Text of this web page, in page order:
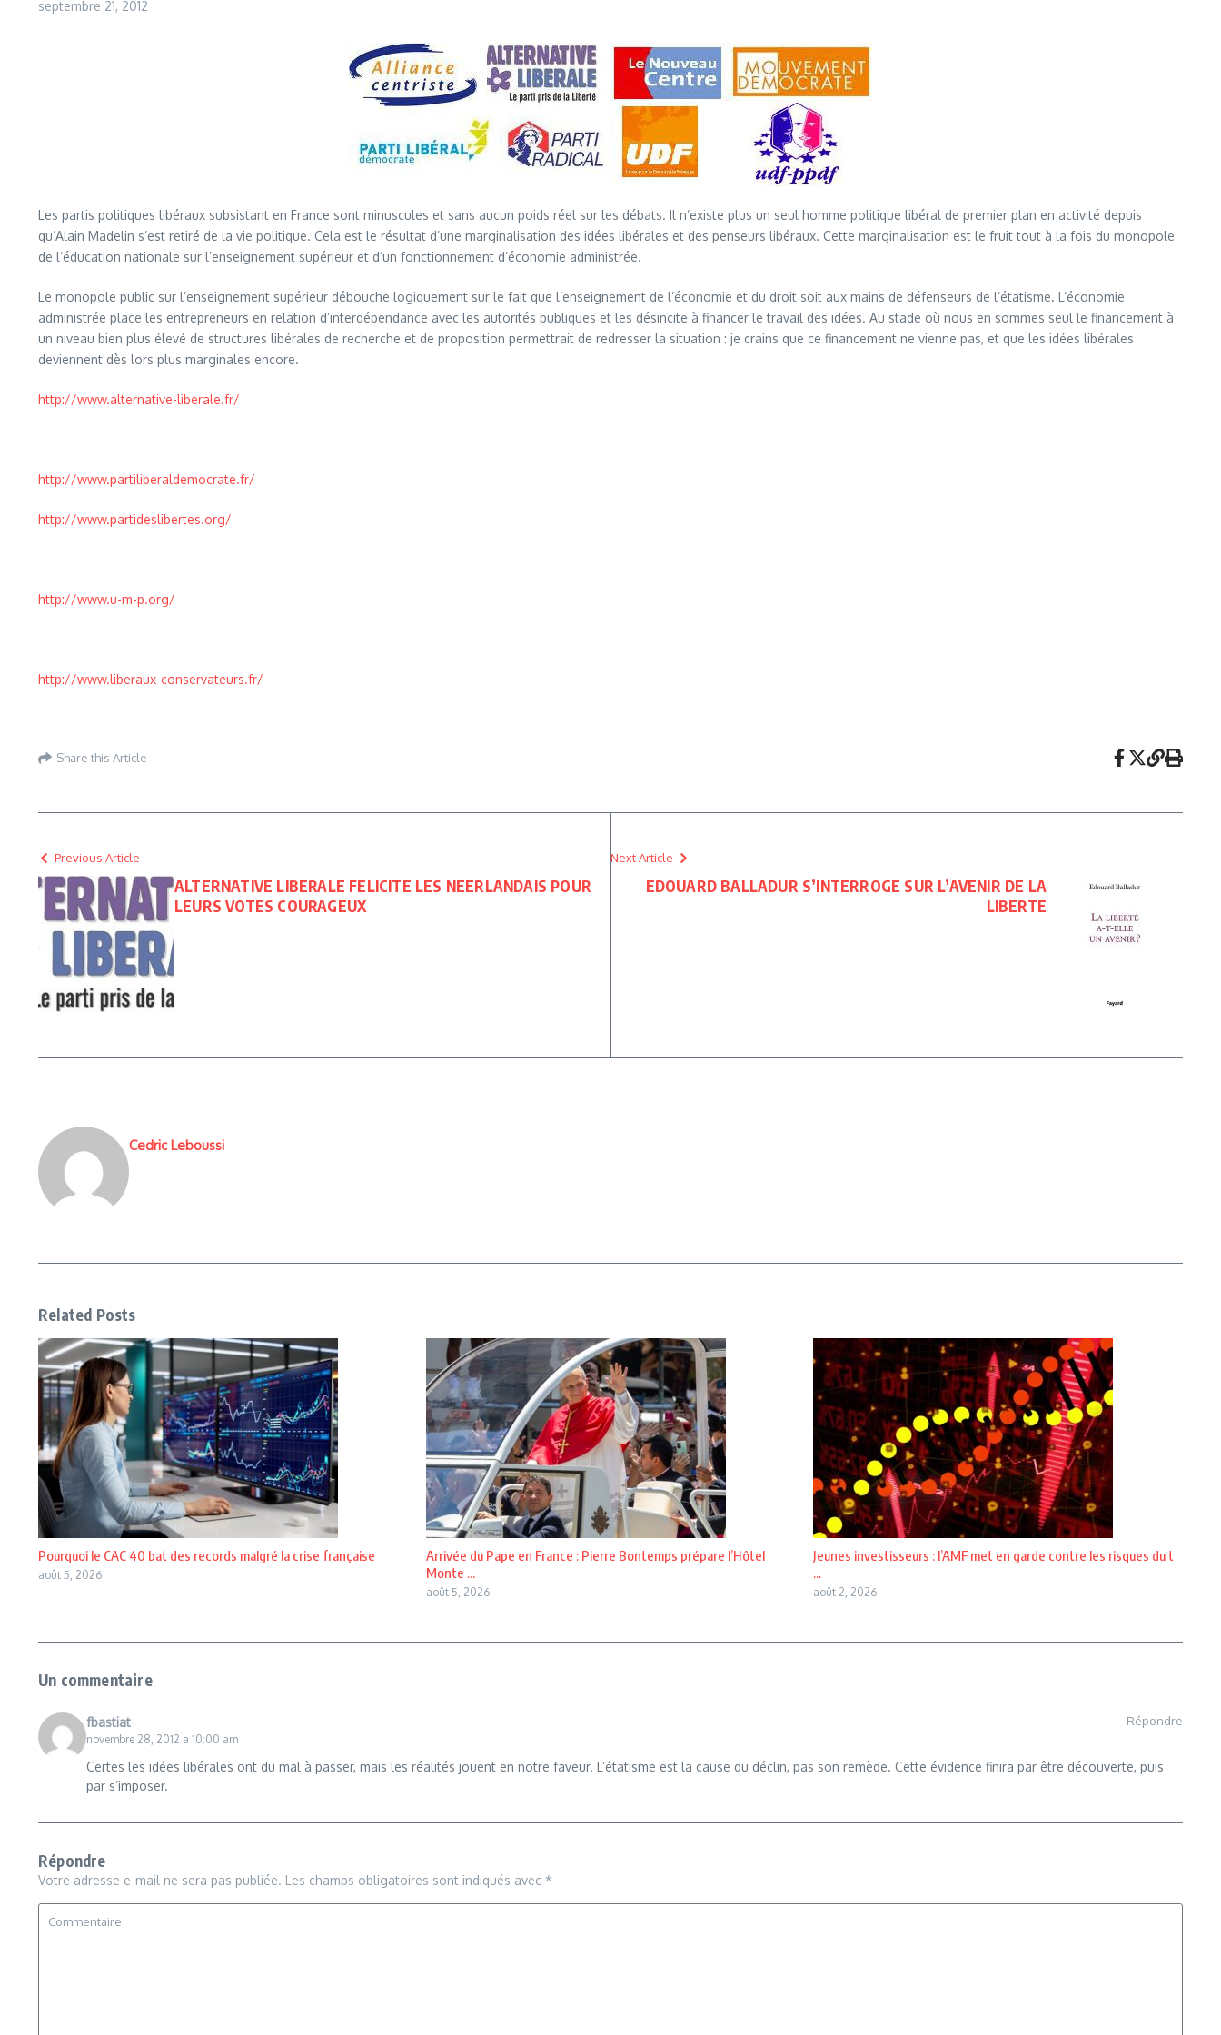
septembre 21, 2012
Les partis politiques libéraux subsistant en France sont minuscules et sans aucun poids réel sur les débats. Il n’existe plus un seul homme politique libéral de premier plan en activité depuis
qu’Alain Madelin s’est retiré de la vie politique. Cela est le résultat d’une marginalisation des idées libérales et des penseurs libéraux. Cette marginalisation est le fruit tout à la fois du monopole
de l’éducation nationale sur l’enseignement supérieur et d’un fonctionnement d’économie administrée.
Le monopole public sur l’enseignement supérieur débouche logiquement sur le fait que l’enseignement de l’économie et du droit soit aux mains de défenseurs de l’étatisme. L’économie
administrée place les entrepreneurs en relation d’interdépendance avec les autorités publiques et les désincite à financer le travail des idées. Au stade où nous en sommes seul le financement à
un niveau bien plus élevé de structures libérales de recherche et de proposition permettrait de redresser la situation : je crains que ce financement ne vienne pas, et que les idées libérales
deviennent dès lors plus marginales encore.
http://www.alternative-liberale.fr/
http://www.partiliberaldemocrate.fr/
http://www.partideslibertes.org/
http://www.u-m-p.org/
http://www.liberaux-conservateurs.fr/
Share this Article
Previous Article
ALTERNATIVE LIBERALE FELICITE LES NEERLANDAIS POUR
LEURS VOTES COURAGEUX
Next Article
EDOUARD BALLADUR S’INTERROGE SUR L’AVENIR DE LA
LIBERTE
Cedric Leboussi
Related Posts
Pourquoi le CAC 40 bat des records malgré la crise française
août 5, 2026
Arrivée du Pape en France : Pierre Bontemps prépare l’Hôtel
Monte ...
août 5, 2026
Jeunes investisseurs : l’AMF met en garde contre les risques du t
...
août 2, 2026
Un commentaire
fbastiat
novembre 28, 2012 a 10:00 am
Répondre
Certes les idées libérales ont du mal à passer, mais les réalités jouent en notre faveur. L’étatisme est la cause du déclin, pas son remède. Cette évidence finira par être découverte, puis
par s’imposer.
Répondre
Votre adresse e-mail ne sera pas publiée. Les champs obligatoires sont indiqués avec *